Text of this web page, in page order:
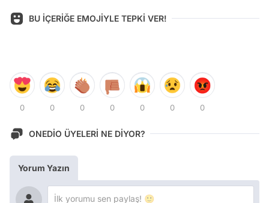
BU İÇERİĞE EMOJİYLE TEPKİ VER!
0 0 0 0 0 0 0
ONEDİO ÜYELERİ NE DİYOR?
Yorum Yazın